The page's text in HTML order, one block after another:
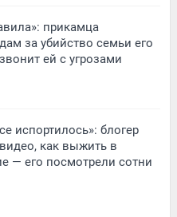
прикамца
за убийство семьи его
ей с угрозами
испортилось»: блогер
как выжить в
— его посмотрели сотни